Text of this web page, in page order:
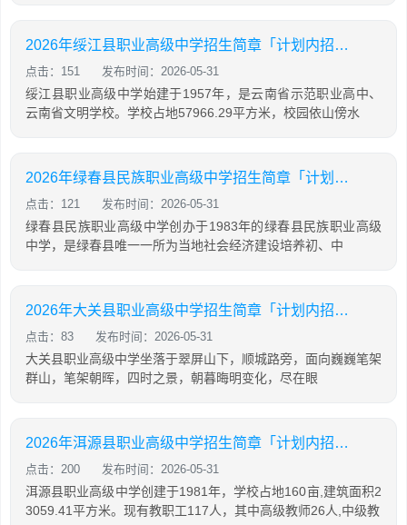
2026年绥江县职业高级中学招生简章「计划内招生」
点击：151 发布时间：2026-05-31
绥江县职业高级中学始建于1957年，是云南省示范职业高中、
云南省文明学校。学校占地57966.29平方米，校园依山傍水
2026年绿春县民族职业高级中学招生简章「计划内招生」
点击：121 发布时间：2026-05-31
绿春县民族职业高级中学创办于1983年的绿春县民族职业高级
中学，是绿春县唯一一所为当地社会经济建设培养初、中
2026年大关县职业高级中学招生简章「计划内招生」
点击：83 发布时间：2026-05-31
大关县职业高级中学坐落于翠屏山下，顺城路旁，面向巍巍笔架
群山，笔架朝晖，四时之景，朝暮晦明变化，尽在眼
2026年洱源县职业高级中学招生简章「计划内招生」
点击：200 发布时间：2026-05-31
洱源县职业高级中学创建于1981年，学校占地160亩,建筑面积2
3059.41平方米。现有教职工117人，其中高级教师26人,中级教